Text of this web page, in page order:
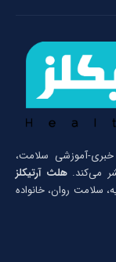
مجله خبری-آموزشی سلامت،
می‌کند.هلث آرتیکلز
سلامت روان، خانواده